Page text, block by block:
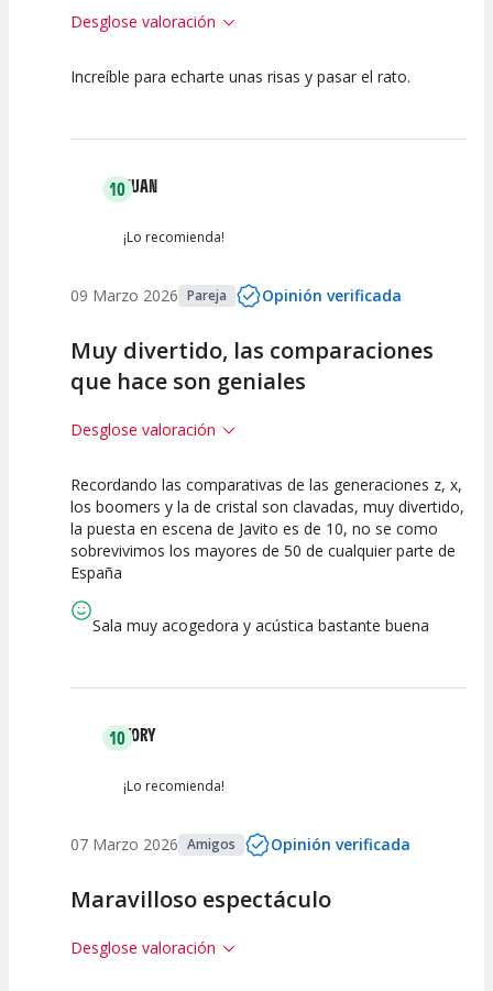
Desglose valoración
10
Espectáculo
10
Escena
10
artística
Increíble para echarte unas risas y pasar el rato.
10JUAN
¡Lo recomienda!
09 Marzo 2026 Pareja Opinión verificada
Muy divertido, las comparaciones
que hace son geniales
Desglose valoración
10
Calidad del
Espectáculo
10
Puesta en
Escena
10
Interpretación
artística
Recordando las comparativas de las generaciones z, x,
los boomers y la de cristal son clavadas, muy divertido,
la puesta en escena de Javito es de 10, no se como
sobrevivimos los mayores de 50 de cualquier parte de
España
Sala muy acogedora y acústica bastante buena
10KORY
¡Lo recomienda!
07 Marzo 2026 Amigos Opinión verificada
Maravilloso espectáculo
Desglose valoración